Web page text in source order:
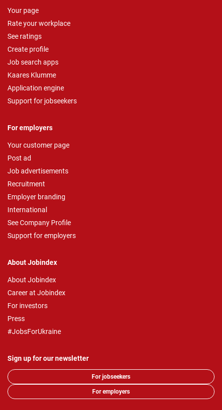
Your page
Rate your workplace
See ratings
Create profile
Job search apps
Kaares Klumme
Application engine
Support for jobseekers
For employers
Your customer page
Post ad
Job advertisements
Recruitment
Employer branding
International
See Company Profile
Support for employers
About Jobindex
About Jobindex
Career at Jobindex
For investors
Press
#JobsForUkraine
Sign up for our newsletter
For jobseekers
For employers